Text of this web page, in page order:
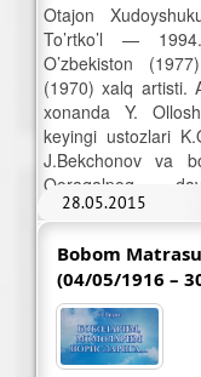
28.05.2015
Otajon
To’rtko’l —
O’zbekiston
(1970) xalq artisti.
xonanda Y.
keyingi ustozlari
J.Bekchonov va
Qoraqalpoq
yakkaxon xonanda.
Bobom
(04/05/1916 –